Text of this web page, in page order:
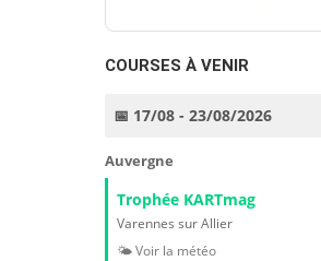
COURSES À VENIR
📅 17/08 - 23/08/2026
Auvergne
Trophée KARTmag
Varennes sur Allier
🌤️ Voir la météo